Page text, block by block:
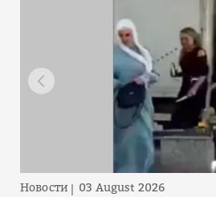
Новости 03 August 2026